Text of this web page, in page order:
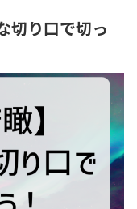
切り口で切っ